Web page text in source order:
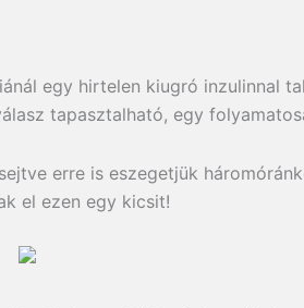
egy hirtelen kiugró inzulinnal
tapasztalható, egy
erre is eszegetjük
el ezen egy kicsit!